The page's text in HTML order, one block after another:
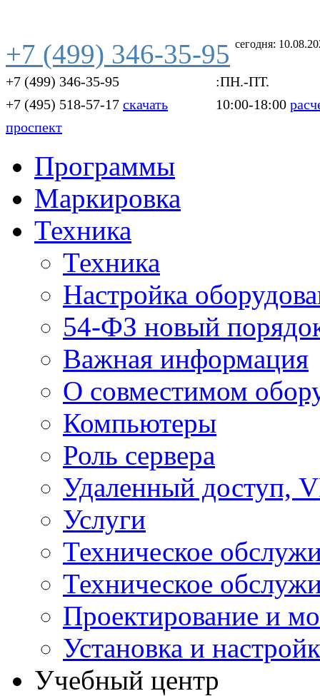
сегодня:
+7 (499) 346-35-95
+7 (499) 346-35-95
+7 (495) 518-57-17 скачать
проспект
:ПН.-ПТ.
10:00-18:00
Программы
Маркировка
Техника
Техника
Настройка
54-ФЗ новый
Важная информация
О совместимом
Компьютеры
Роль сервера
Удаленный доступ,
Услуги
Техническое
Техническое
Проектирование и
Установка и
Учебный центр